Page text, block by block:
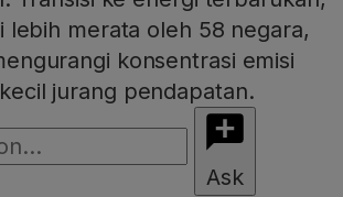
lebih merata oleh 58 negara,
konsentrasi emisi
jurang pendapatan.
Ask